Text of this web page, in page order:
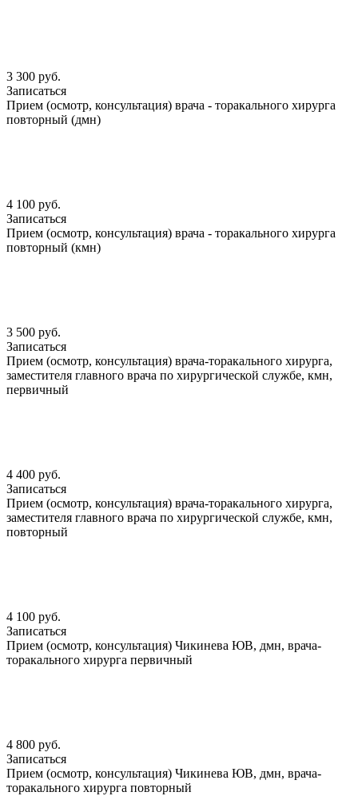
3 300 руб.
Записаться
Прием (осмотр, консультация) врача - торакального хирурга
повторный (дмн)
4 100 руб.
Записаться
Прием (осмотр, консультация) врача - торакального хирурга
повторный (кмн)
3 500 руб.
Записаться
Прием (осмотр, консультация) врача-торакального хирурга,
заместителя главного врача по хирургической службе, кмн,
первичный
4 400 руб.
Записаться
Прием (осмотр, консультация) врача-торакального хирурга,
заместителя главного врача по хирургической службе, кмн,
повторный
4 100 руб.
Записаться
Прием (осмотр, консультация) Чикинева ЮВ, дмн, врача-
торакального хирурга первичный
4 800 руб.
Записаться
Прием (осмотр, консультация) Чикинева ЮВ, дмн, врача-
торакального хирурга повторный